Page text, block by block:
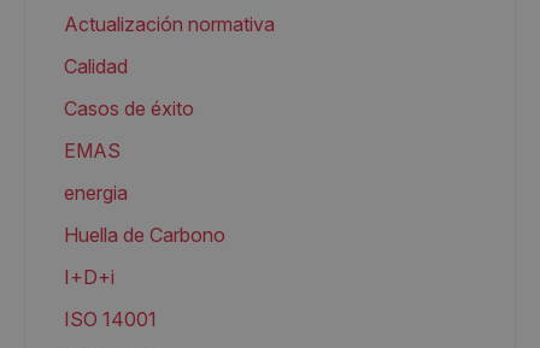
Actualización normativa
Calidad
Casos de éxito
EMAS
energia
Huella de Carbono
I+D+i
ISO 14001